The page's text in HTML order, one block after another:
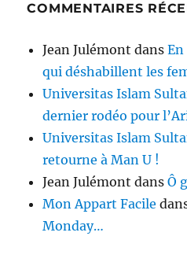
COMMENTAIRES
Jean Julémont dans
qui déshabillent les
Universitas Islam
dernier rodéo pour
Universitas Islam
retourne à Man U !
Jean Julémont dansÔ
Mon Appart Facile
Monday…